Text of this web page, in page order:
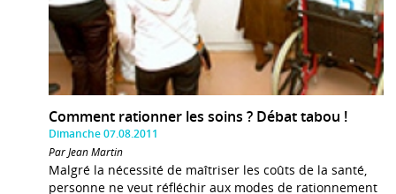
Comment rationner les soins ? Débat tabou !
Dimanche 07.08.2011
Par Jean Martin
Malgré la nécessité de maîtriser les coûts de la santé,
personne ne veut réfléchir aux modes de rationnement